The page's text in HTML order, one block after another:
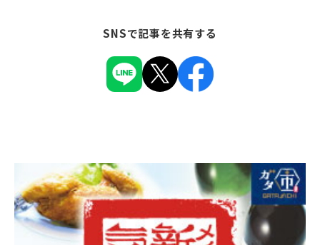
SNSで記事を共有する